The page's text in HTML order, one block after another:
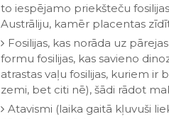
to iespējamo priekšteču
Austrāliju, kamēr placentas
Fosilijas, kas norāda uz
formu fosilijas, kas savieno
atrastas vaļu fosilijas, kuriem ir
zemi, bet citi nē), šādi rādot
Atavismi (laika gaitā kļuvuši